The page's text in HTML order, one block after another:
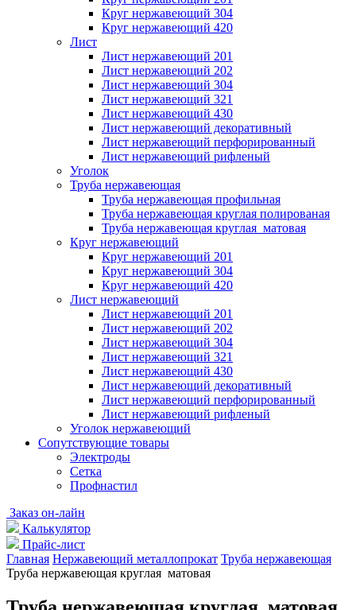
Круг нержавеющий 304
Круг нержавеющий 420
Лист
Лист нержавеющий 201
Лист нержавеющий 202
Лист нержавеющий 304
Лист нержавеющий 321
Лист нержавеющий 430
Лист нержавеющий декоративный
Лист нержавеющий перфорированный
Лист нержавеющий рифленый
Уголок
Труба нержавеющая
Труба нержавеющая профильная
Труба нержавеющая круглая полированая
Труба нержавеющая круглая матовая
Круг нержавеющий
Круг нержавеющий 201
Круг нержавеющий 304
Круг нержавеющий 420
Лист нержавеющий
Лист нержавеющий 201
Лист нержавеющий 202
Лист нержавеющий 304
Лист нержавеющий 321
Лист нержавеющий 430
Лист нержавеющий декоративный
Лист нержавеющий перфорированный
Лист нержавеющий рифленый
Уголок нержавеющий
Cопутствующие товары
Электроды
Сетка
Профнастил
Заказ он-лайн
Калькулятор
Прайс-лист
Главная Нержавеющий металлопрокат Труба нержавеющая
Труба нержавеющая круглая матовая